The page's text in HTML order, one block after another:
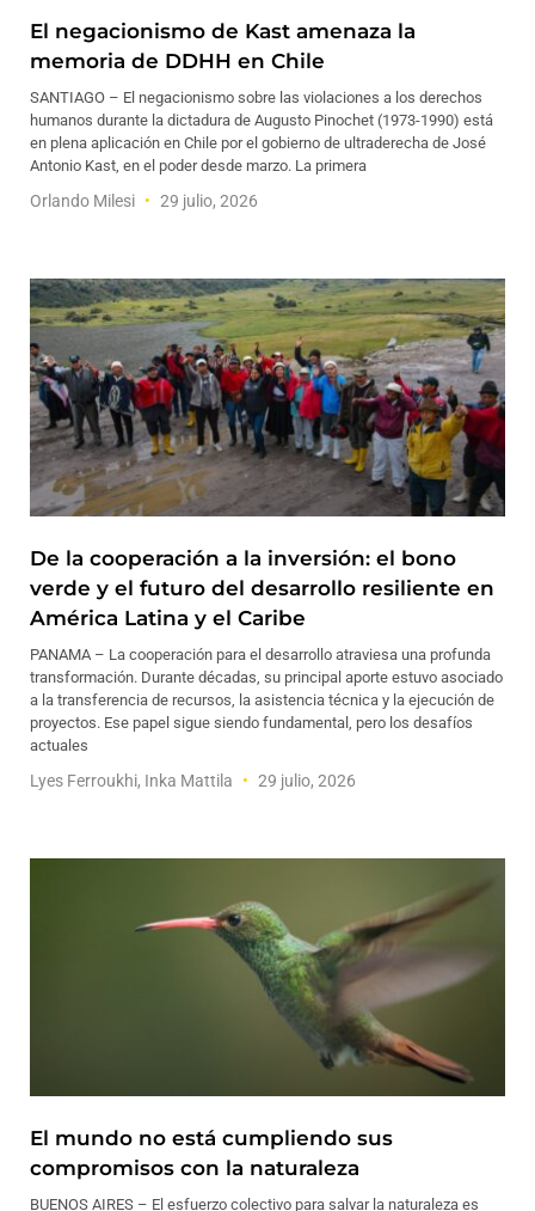
El negacionismo de Kast amenaza la
memoria de DDHH en Chile
SANTIAGO – El negacionismo sobre las violaciones a los derechos
humanos durante la dictadura de Augusto Pinochet (1973-1990) está
en plena aplicación en Chile por el gobierno de ultraderecha de José
Antonio Kast, en el poder desde marzo. La primera
Orlando Milesi 29 julio, 2026
De la cooperación a la inversión: el bono
verde y el futuro del desarrollo resiliente en
América Latina y el Caribe
PANAMA – La cooperación para el desarrollo atraviesa una profunda
transformación. Durante décadas, su principal aporte estuvo asociado
a la transferencia de recursos, la asistencia técnica y la ejecución de
proyectos. Ese papel sigue siendo fundamental, pero los desafíos
actuales
Lyes Ferroukhi, Inka Mattila 29 julio, 2026
El mundo no está cumpliendo sus
compromisos con la naturaleza
BUENOS AIRES – El esfuerzo colectivo para salvar la naturaleza es